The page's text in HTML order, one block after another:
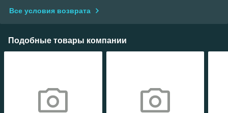
Все условия возврата
Подобные товары компании